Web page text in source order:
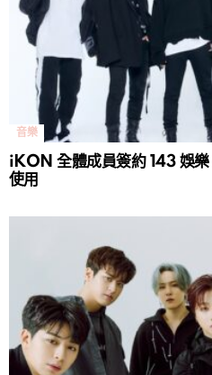
音樂
iKON 全體成員簽約 143 娛
使用